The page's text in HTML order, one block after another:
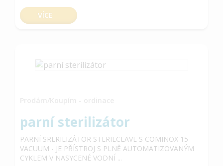
VÍCE
parní sterilizátor
PARNÍ SRERILIZÁTOR STERILCLAVE S COMINOX 15
VACUUM - JE PŘÍSTROJ S PLNĚ AUTOMATIZOVANÝM
CYKLEM V NASYCENÉ VODNÍ ...